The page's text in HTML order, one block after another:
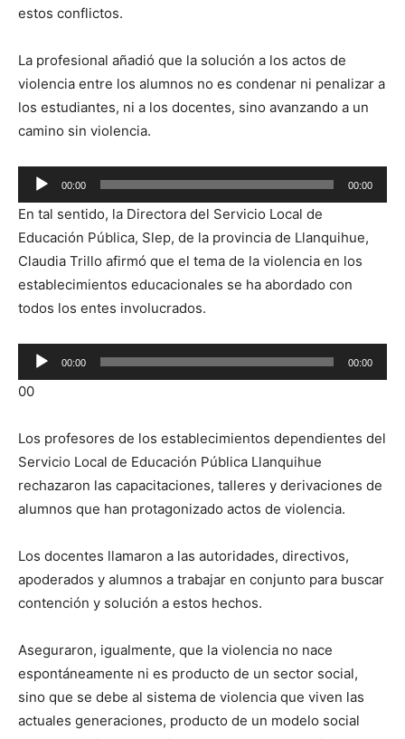
estos conflictos.
La profesional añadió que la solución a los actos de
violencia entre los alumnos no es condenar ni penalizar a
los estudiantes, ni a los docentes, sino avanzando a un
camino sin violencia.
Reproductor
de
audio
00:00 00:00
En tal sentido, la Directora del Servicio Local de
Educación Pública, Slep, de la provincia de Llanquihue,
Claudia Trillo afirmó que el tema de la violencia en los
establecimientos educacionales se ha abordado con
todos los entes involucrados.
Reproductor
de
audio
00:00 00:00
00
Los profesores de los establecimientos dependientes del
Servicio Local de Educación Pública Llanquihue
rechazaron las capacitaciones, talleres y derivaciones de
alumnos que han protagonizado actos de violencia.
Los docentes llamaron a las autoridades, directivos,
apoderados y alumnos a trabajar en conjunto para buscar
contención y solución a estos hechos.
Aseguraron, igualmente, que la violencia no nace
espontáneamente ni es producto de un sector social,
sino que se debe al sistema de violencia que viven las
actuales generaciones, producto de un modelo social